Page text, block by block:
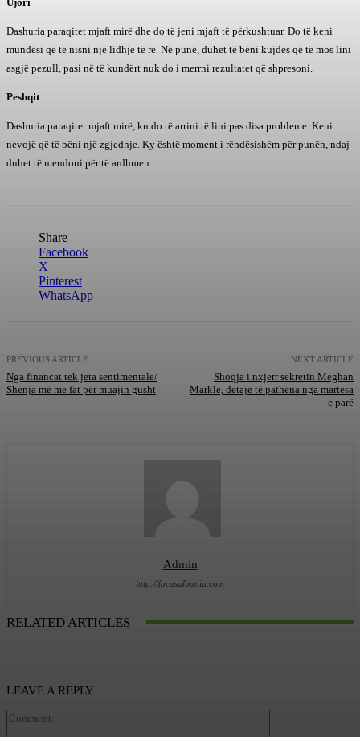
Dashuria paraqitet mjaft mirë dhe do të jeni mjaft të përkushtuar. Do të keni
mundësi që të nisni një lidhje të re. Në punë, duhet të bëni kujdes që të mos lini
asgjë pezull, pasi në të kundërt nuk do i merrni rezultatet që shpresoni.
Peshqit
Dashuria paraqitet mjaft mirë, ku do të arrini të lini pas disa probleme. Keni
nevojë që të bëni një zgjedhje. Ky është moment i rëndësishëm për punën, ndaj
duhet të mendoni për të ardhmen.
Share
Facebook
X
Pinterest
WhatsApp
PREVIOUS ARTICLE
Nga financat tek jeta sentimentale/
Shenja më me fat për muajin gusht
NEXT ARTICLE
Shoqja i nxjerr sekretin Meghan
Markle, detaje të pathëna nga martesa
e parë
Admin
http://focusalbania.com
RELATED ARTICLES
LEAVE A REPLY